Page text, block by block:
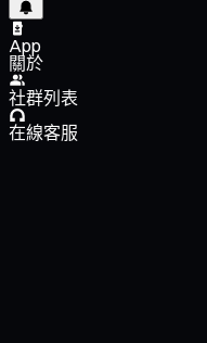
App
關於
社群列表
在線客服